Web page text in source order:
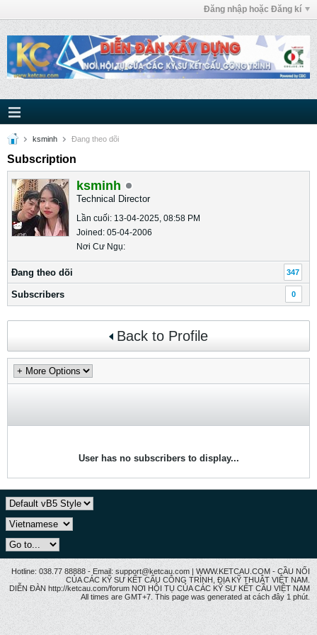
Đăng nhập hoặc Đăng kí
ksminh Ðang theo dõi
Subscription
ksminh
Technical Director
Lần cuối: 13-04-2025, 08:58 PM
Joined: 05-04-2006
Nơi Cư Ngụ:
Ðang theo dõi 347
Subscribers 0
Back to Profile
User has no subscribers to display...
Hotline: 038.77 88888 - Email: support@ketcau.com | WWW.KETCAU.COM - CẦU NỐI
CỦA CÁC KỸ SƯ KẾT CẤU CÔNG TRÌNH, ĐỊA KỸ THUẬT VIỆT NAM.
DIỄN ĐÀN http://ketcau.com/forum NƠI HỘI TỤ CỦA CÁC KỸ SƯ KẾT CÂU VIỆT NAM
All times are GMT+7. This page was generated at cách đây 1 phút.